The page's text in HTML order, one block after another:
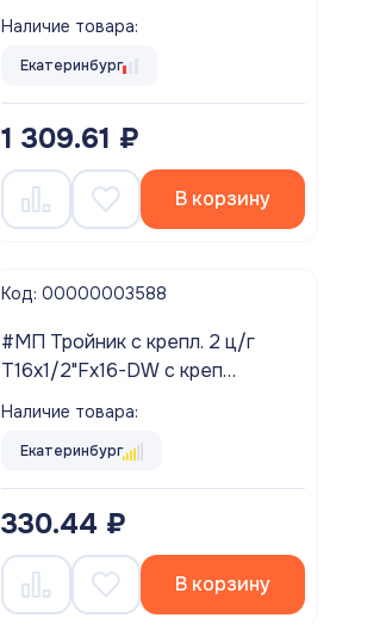
VTm.331.N.322032 VALTEC ###
Распродажа!!!
Наличие товара:
Екатеринбург
1 309.61 ₽
В корзину
Код: 00000003588
#МП Тройник с крепл. 2 ц/г
Т16х1/2"Fх16-DW с креп
VTm.334.N.160416 VALTEC ###
Распродажа!!!
Наличие товара:
Екатеринбург
330.44 ₽
В корзину